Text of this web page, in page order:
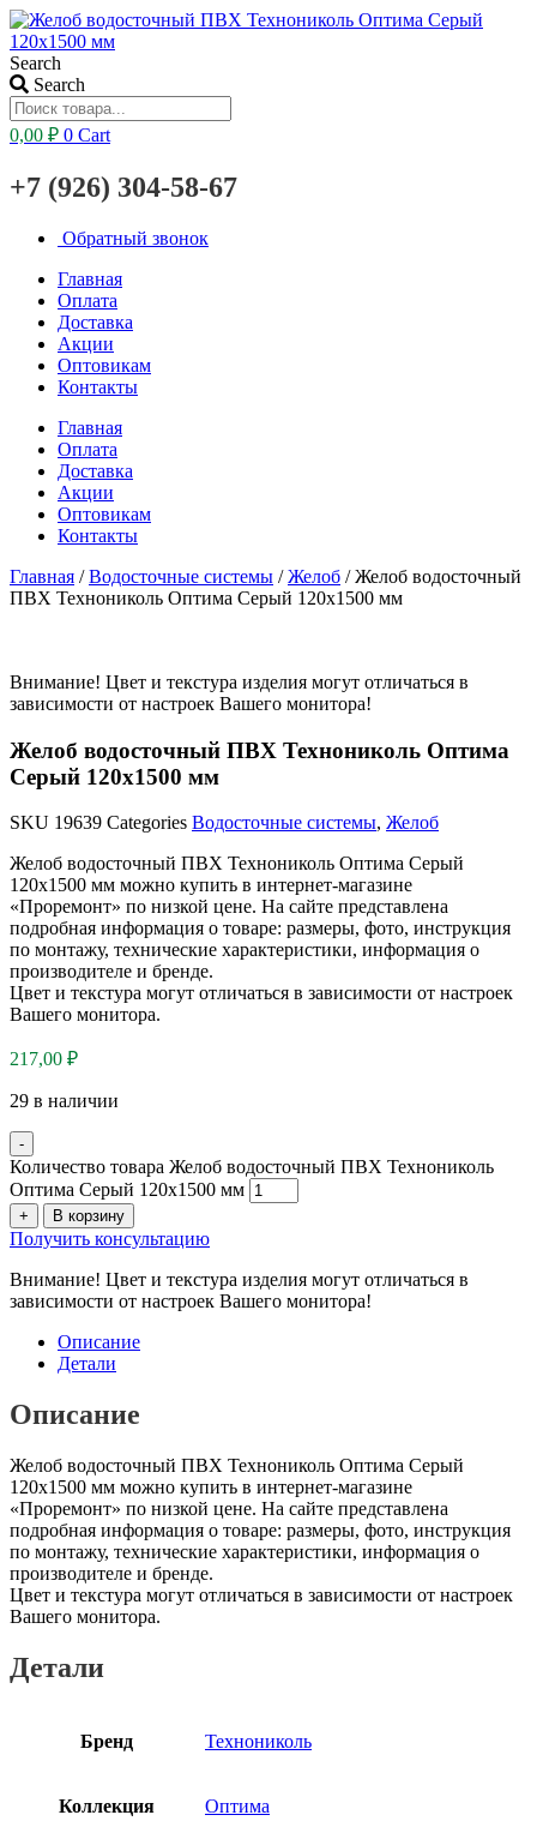
Search
Search
0,00 ₽ 0 Cart
+7 (926) 304-58-67
Обратный звонок
Главная
Оплата
Доставка
Акции
Оптовикам
Контакты
Главная
Оплата
Доставка
Акции
Оптовикам
Контакты
Главная /Водосточные системы /Желоб / Желоб водосточный
ПВХ Технониколь Оптима Серый 120х1500 мм
Внимание! Цвет и текстура изделия могут отличаться в
зависимости от настроек Вашего монитора!
Желоб водосточный ПВХ Технониколь Оптима
Серый 120х1500 мм
SKU 19639 Categories Водосточные системы, Желоб
Желоб водосточный ПВХ Технониколь Оптима Серый
120х1500 мм можно купить в интернет-магазине
«Проремонт» по низкой цене. На сайте представлена
подробная информация о товаре: размеры, фото, инструкция
по монтажу, технические характеристики, информация о
производителе и бренде.
Цвет и текстура могут отличаться в зависимости от настроек
Вашего монитора.
217,00 ₽
29 в наличии
-
Количество товара Желоб водосточный ПВХ Технониколь
Оптима Серый 120х1500 мм
+ В корзину
Получить консультацию
Внимание! Цвет и текстура изделия могут отличаться в
зависимости от настроек Вашего монитора!
Описание
Детали
Описание
Желоб водосточный ПВХ Технониколь Оптима Серый
120х1500 мм можно купить в интернет-магазине
«Проремонт» по низкой цене. На сайте представлена
подробная информация о товаре: размеры, фото, инструкция
по монтажу, технические характеристики, информация о
производителе и бренде.
Цвет и текстура могут отличаться в зависимости от настроек
Вашего монитора.
Детали
Бренд Технониколь
Коллекция Оптима